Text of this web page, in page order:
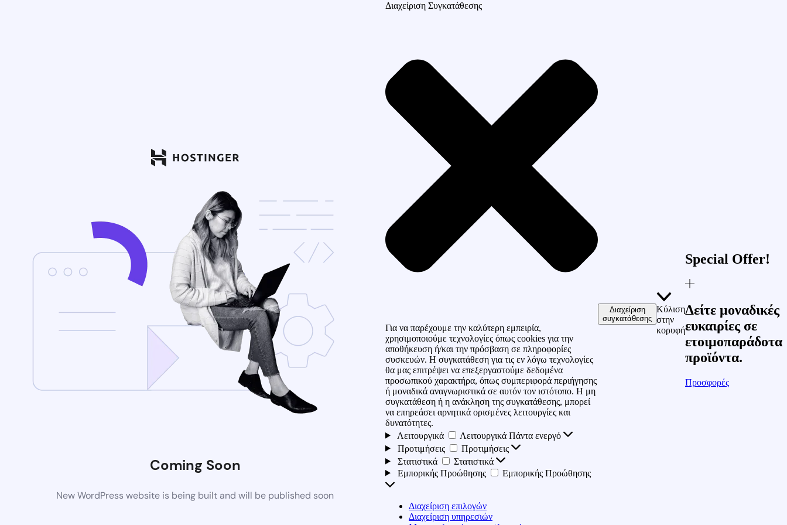
Coming Soon
New WordPress website is being built and will be published soon
Διαχείριση Συγκατάθεσης
Για να παρέχουμε την καλύτερη εμπειρία,
χρησιμοποιούμε τεχνολογίες όπως cookies για την
αποθήκευση ή/και την πρόσβαση σε πληροφορίες
συσκευών. Η συγκατάθεση για τις εν λόγω τεχνολογίες
θα μας επιτρέψει να επεξεργαστούμε δεδομένα
προσωπικού χαρακτήρα, όπως συμπεριφορά περιήγησης
ή μοναδικά αναγνωριστικά σε αυτόν τον ιστότοπο. Η μη
συγκατάθεση ή η ανάκληση της συγκατάθεσης, μπορεί
να επηρεάσει αρνητικά ορισμένες λειτουργίες και
δυνατότητες.
Λειτουργικά
Λειτουργικά Πάντα ενεργό
Προτιμήσεις
Προτιμήσεις
Στατιστικά
Στατιστικά
Εμπορικής Προώθησης
Εμπορικής Προώθησης
Διαχείριση επιλογών
Διαχείριση υπηρεσιών
Διαχείριση
συγκατάθεσης
Κύλιση
στην
κορυφή
Special Offer!
Δείτε μοναδικές
ευκαιρίες σε
ετοιμοπαράδοτα
προϊόντα.
Προσφορές